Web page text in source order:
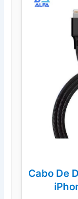
Cabo De